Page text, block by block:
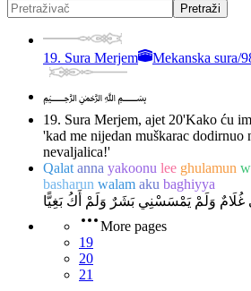
Pretraži
19. Sura Merjem Mekanska sura/
﷽
19. Sura Merjem, ajet 20'Kako ću
'kad me nijedan muškarac dodirnuo
nevaljalica!'
Qalat anna yakoonu lee ghulamun
basharun walam aku baghiyya
غُلَامٌ وَلَمْ يَمْسَسْنِي بَشَرٌ وَلَمْ أَكُ بَغِيًّا
More pages
19
20
21